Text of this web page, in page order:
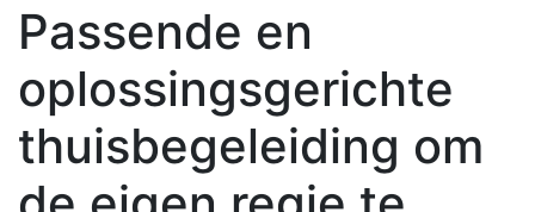
Passende en
oplossingsgerichte
thuisbegeleiding om